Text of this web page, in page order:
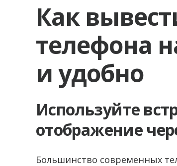
Как
телефона
и удобно
Используйте
отображение
Большинство современных